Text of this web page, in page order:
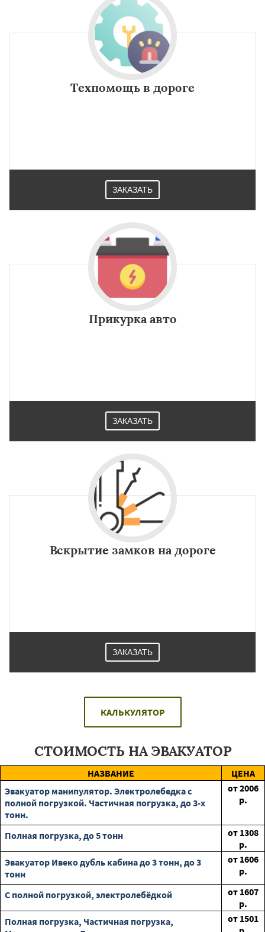
Техпомощь в дороге
ЗАКАЗАТЬ
Прикурка авто
ЗАКАЗАТЬ
Вскрытие замков на дороге
ЗАКАЗАТЬ
КАЛЬКУЛЯТОР
СТОИМОСТЬ НА ЭВАКУАТОР
НАЗВАНИЕ
ЦЕНА
Эвакуатор манипулятор. Электролебедка с
полной погрузкой. Частичная погрузка, до 3-х
тонн.
от2006
р.
Полная погрузка, до 5 тонн от 1308
р.
Эвакуатор Ивеко дубль кабина до 3 тонн, до 3
тонн
от 1606
р.
С полной погрузкой, электролебёдкой
от 1607
р.
Полная погрузка, Частичная погрузка,
от 1501